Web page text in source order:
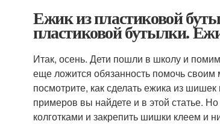
Ежик из пластиковой
пластиковой бутылки.
Итак, осень. Дети пошли в школу и
еще ложится обязанность помочь
посмотрите, как сделать ежика из
примеров вы найдете и в этой статье.
колготками и закрепить шишки клеем и